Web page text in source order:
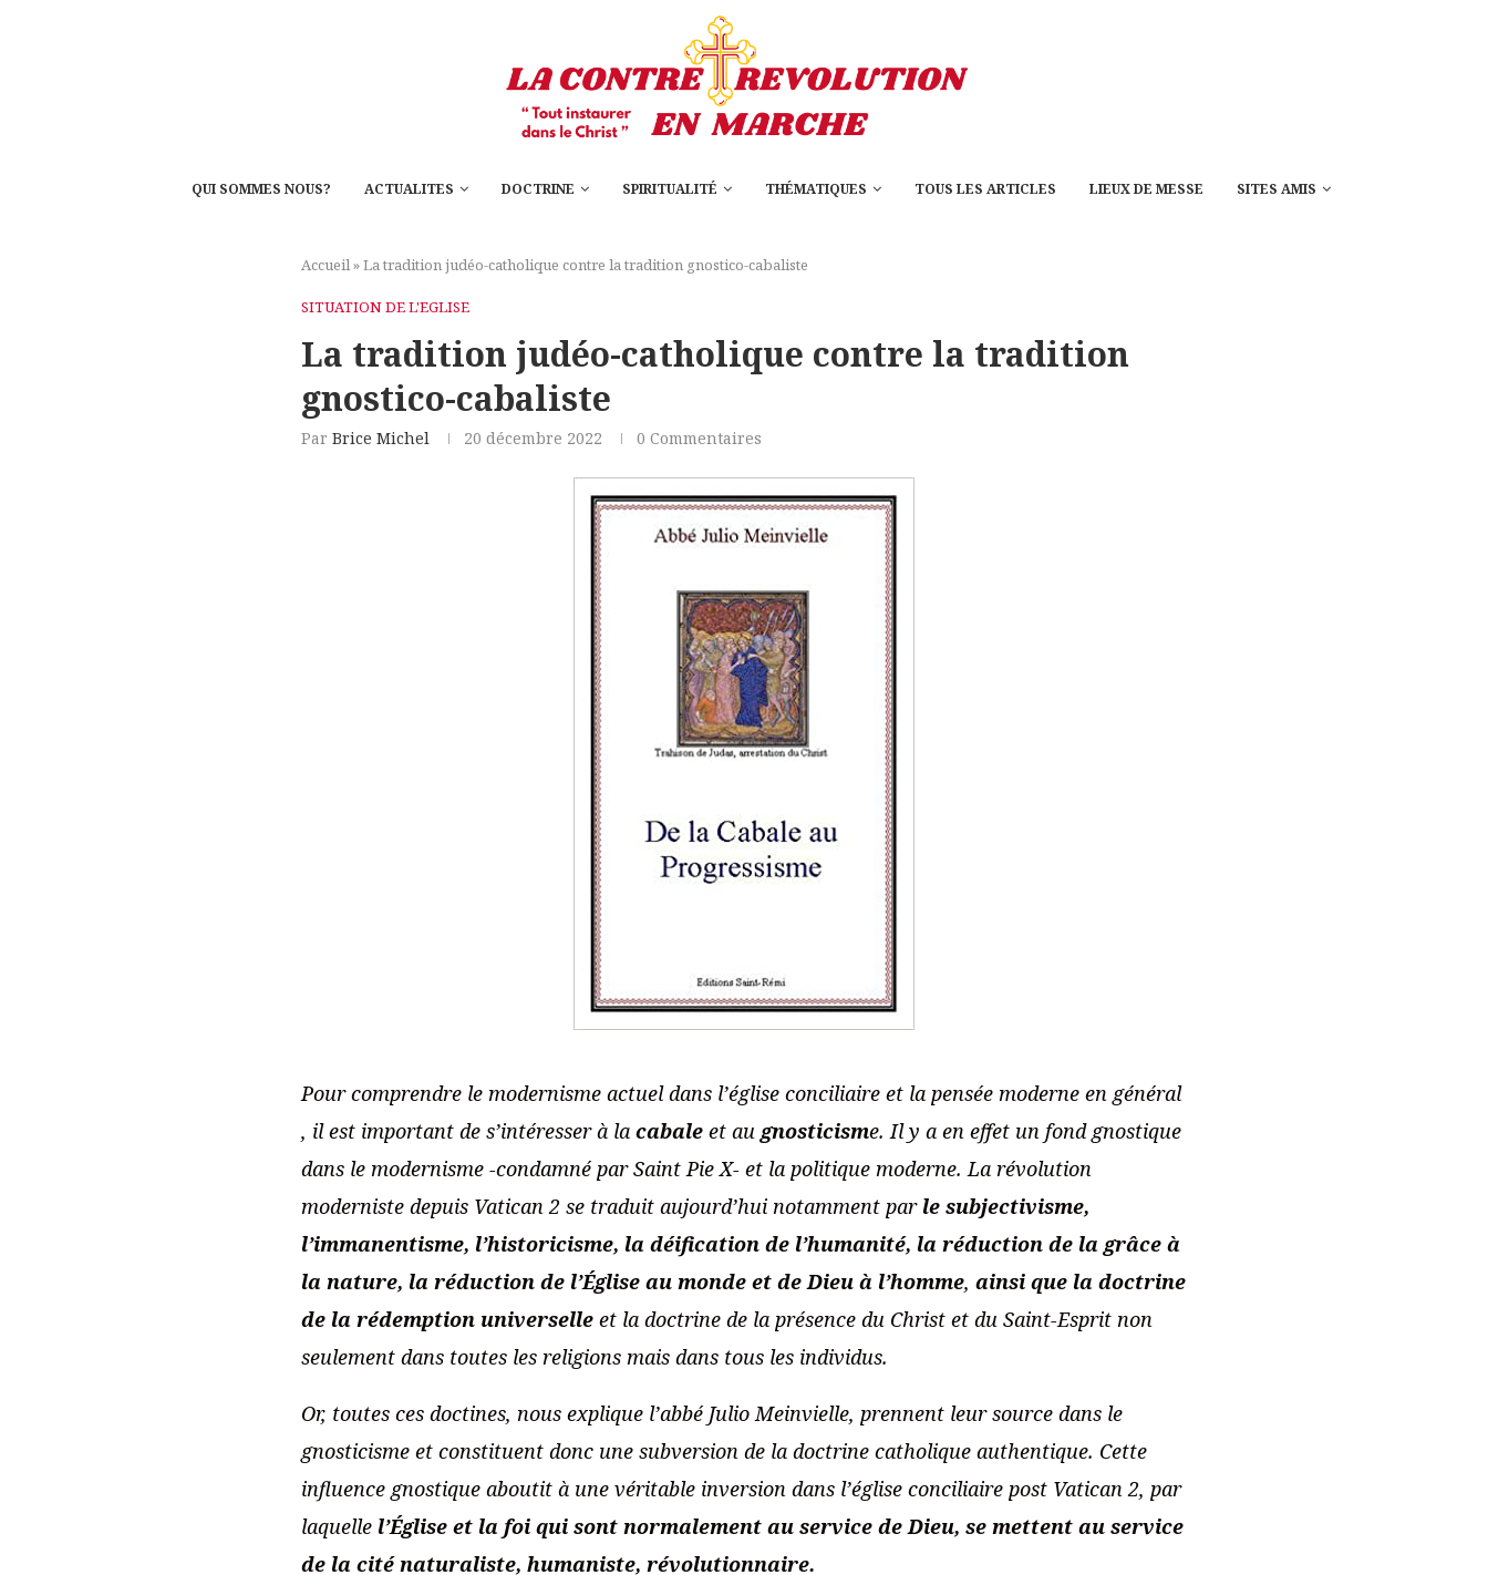
QUI SOMMES NOUS? ACTUALITES DOCTRINE SPIRITUALITÉ THÉMATIQUES TOUS LES ARTICLES LIEUX DE MESSE SITES AMIS
Accueil»La tradition judéo-catholique contre la tradition gnostico-cabaliste
SITUATION DE L'EGLISE
La tradition judéo-catholique contre la tradition
gnostico-cabaliste
Par Brice Michel 20 décembre 2022 0 Commentaires
Pour comprendre le modernisme actuel dans l’église conciliaire et la pensée moderne en général
, il est important de s’intéresser à la cabale et au gnosticisme. Il y a en effet un fond gnostique
dans le modernisme -condamné par Saint Pie X- et la politique moderne. La révolution
moderniste depuis Vatican 2 se traduit aujourd’hui notamment par le subjectivisme,
l’immanentisme, l’historicisme, la déification de l’humanité, la réduction de la grâce à
la nature, la réduction de l’Église au monde et de Dieu à l’homme, ainsi que la doctrine
de la rédemption universelle et la doctrine de la présence du Christ et du Saint-Esprit non
seulement dans toutes les religions mais dans tous les individus.
Or, toutes ces doctines, nous explique l’abbé Julio Meinvielle, prennent leur source dans le
gnosticisme et constituent donc une subversion de la doctrine catholique authentique. Cette
influence gnostique aboutit à une véritable inversion dans l’église conciliaire post Vatican 2, par
laquelle l’Église et la foi qui sont normalement au service de Dieu, se mettent au service
de la cité naturaliste, humaniste, révolutionnaire.